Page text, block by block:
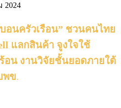
2024
อนครัวเรือน” ชวนคนไทย
แลกสินค้า จูงใจใช้
อน งานวิจัยชั้นยอดภายใต้
พข.